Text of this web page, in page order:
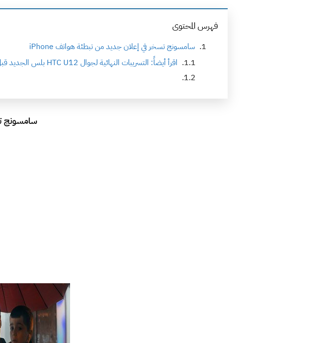
فهرس المحتوى
سامسونج تسخر في إعلان جديد من تبطئة هواتف iPhone
اقرأ أيضاً: التسريبات النهائية لجوال HTC U12 بلس الجديد قبل إصداره
سامسونج